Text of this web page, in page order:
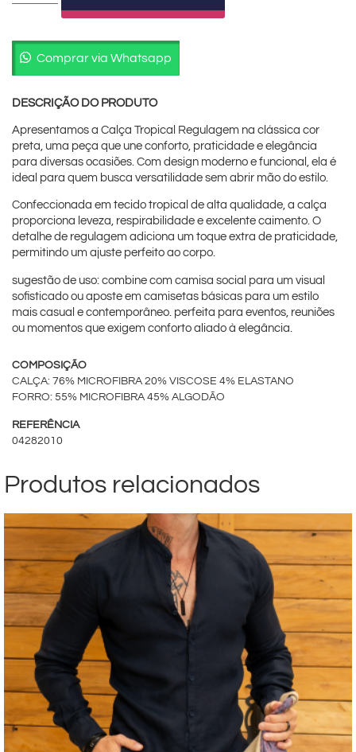
Comprar via Whatsapp
DESCRIÇÃO DO PRODUTO
Apresentamos a Calça Tropical Regulagem na clássica cor
preta, uma peça que une conforto, praticidade e elegância
para diversas ocasiões. Com design moderno e funcional, ela é
ideal para quem busca versatilidade sem abrir mão do estilo.
Confeccionada em tecido tropical de alta qualidade, a calça
proporciona leveza, respirabilidade e excelente caimento. O
detalhe de regulagem adiciona um toque extra de praticidade,
permitindo um ajuste perfeito ao corpo.
sugestão de uso: combine com camisa social para um visual
sofisticado ou aposte em camisetas básicas para um estilo
mais casual e contemporâneo. perfeita para eventos, reuniões
ou momentos que exigem conforto aliado à elegância.
COMPOSIÇÃO
CALÇA: 76% MICROFIBRA 20% VISCOSE 4% ELASTANO
FORRO: 55% MICROFIBRA 45% ALGODÃO
REFERÊNCIA
04282010
Produtos relacionados